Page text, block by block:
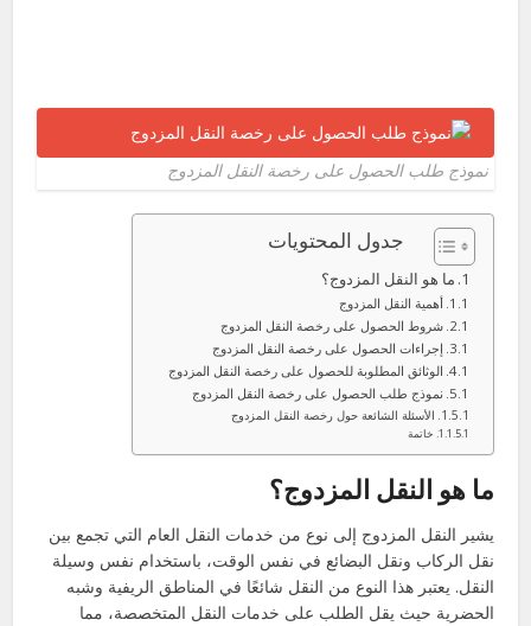
نموذج طلب الحصول على رخصة النقل المزدوج
جدول المحتويات
ما هو النقل المزدوج؟
أهمية النقل المزدوج
شروط الحصول على رخصة النقل المزدوج
إجراءات الحصول على رخصة النقل المزدوج
الوثائق المطلوبة للحصول على رخصة النقل المزدوج
نموذج طلب الحصول على رخصة النقل المزدوج
الأسئلة الشائعة حول رخصة النقل المزدوج
خاتمة
ما هو النقل المزدوج؟
يشير النقل المزدوج إلى نوع من خدمات النقل العام التي تجمع بين
نقل الركاب ونقل البضائع في نفس الوقت، باستخدام نفس وسيلة
النقل. يعتبر هذا النوع من النقل شائعًا في المناطق الريفية وشبه
الحضرية حيث يقل الطلب على خدمات النقل المتخصصة، مما